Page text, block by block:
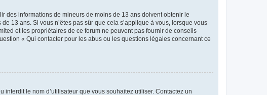
des informations de mineurs de moins de 13 ans doivent obtenir le
13 ans. Si vous n’êtes pas sûr que cela s’applique à vous, lorsque vous
et les propriétaires de ce forum ne peuvent pas fournir de conseils
« Qui contacter pour les abus ou les questions légales concernant ce
le nom d’utilisateur que vous souhaitez utiliser. Contactez un